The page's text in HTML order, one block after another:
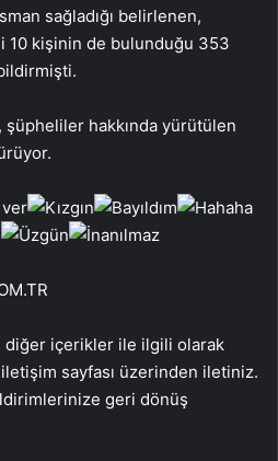
sağladığı belirlenen,
10 kişinin de bulunduğu 353
şüpheliler hakkında yürütülen
diğer içerikler ile ilgili olarak
sayfası üzerinden iletiniz.
geri dönüş